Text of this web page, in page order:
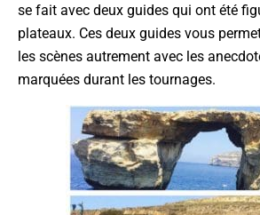
se fait avec deux guides qui ont été
plateaux. Ces deux guides vous
les scènes autrement avec les
marquées durant les tournages.